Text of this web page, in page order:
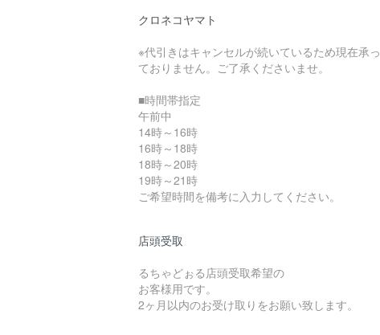
クロネコヤマト
※代引きはキャンセルが続いているため現在承っ
ておりません。ご了承くださいませ。
■時間帯指定
午前中
14時～16時
16時～18時
18時～20時
19時～21時
ご希望時間を備考に入力してください。
店頭受取
るちゃどぉる店頭受取希望の
お客様用です。
2ヶ月以内のお受け取りをお願い致します。